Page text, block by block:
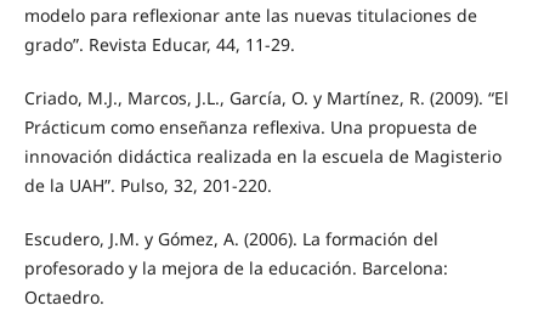
modelo para reflexionar ante las nuevas titulaciones de
grado”. Revista Educar, 44, 11-29.
Criado, M.J., Marcos, J.L., García, O. y Martínez, R. (2009). “El
Prácticum como enseñanza reflexiva. Una propuesta de
innovación didáctica realizada en la escuela de Magisterio
de la UAH”. Pulso, 32, 201-220.
Escudero, J.M. y Gómez, A. (2006). La formación del
profesorado y la mejora de la educación. Barcelona:
Octaedro.